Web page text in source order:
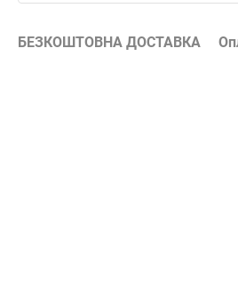
БЕЗКОШТОВНА ДОСТАВКА